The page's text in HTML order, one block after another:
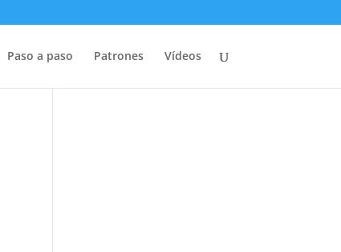
Paso a paso Patrones Vídeos